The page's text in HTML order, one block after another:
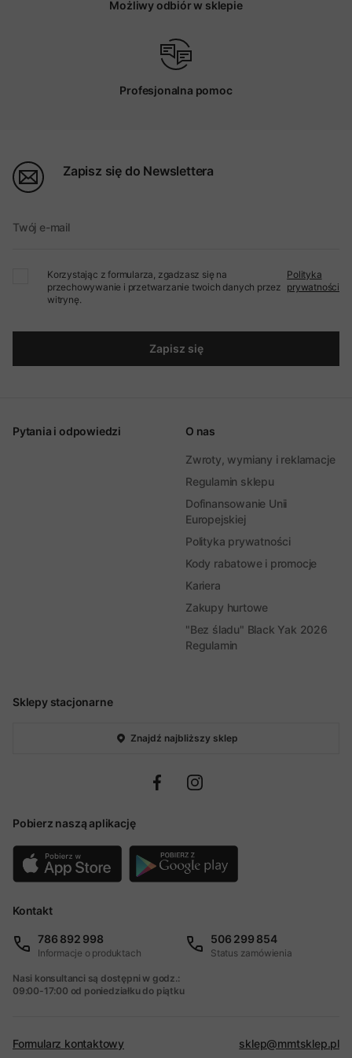
Możliwy odbiór w sklepie
Profesjonalna pomoc
Zapisz się do Newslettera
Twój e-mail
Korzystając z formularza, zgadzasz się na
przechowywanie i przetwarzanie twoich danych przez
witrynę.
Polityka
prywatności
Zapisz się
Sklepy stacjonarne
Znajdź najbliższy sklep
Pobierz naszą aplikację
Pytania i odpowiedzi O nas
Zwroty, wymiany i reklamacje
Regulamin sklepu
Dofinansowanie Unii
Europejskiej
Polityka prywatności
Kody rabatowe i promocje
Kariera
Zakupy hurtowe
"Bez śladu" Black Yak 2026
Regulamin
Kontakt
786 892 998
Informacje o produktach
506 299 854
Status zamówienia
Nasi konsultanci są dostępni w godz.:
09:00-17:00 od poniedziałku do piątku
Formularz kontaktowy sklep@mmtsklep.pl